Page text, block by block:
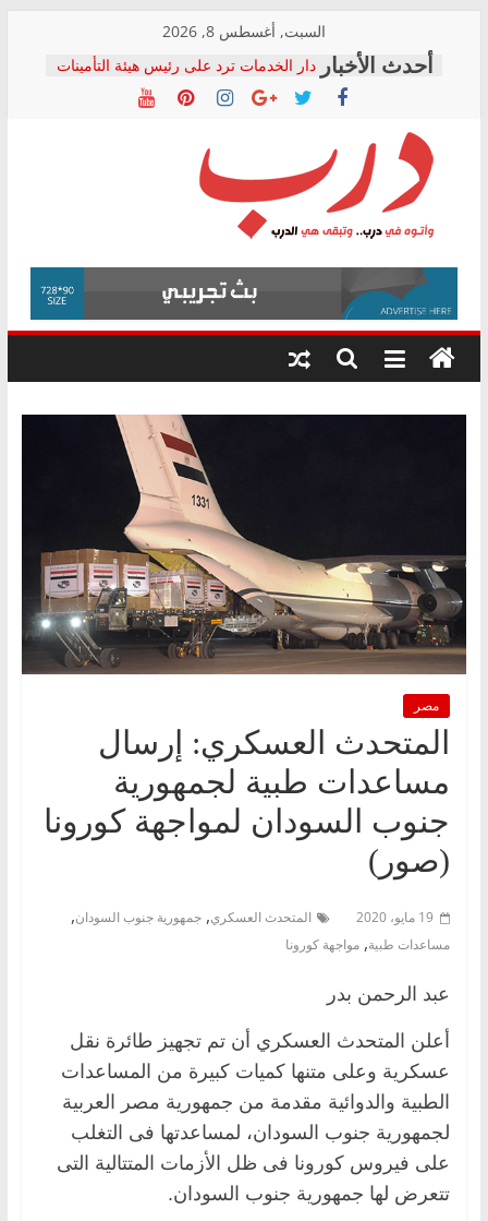
content
السبت, أغسطس 8, 2026
دار الخدمات ترد على رئيس هيئة التأمينات
بعد مؤتمره الصحفي: إنكار الأزمة لا ينهي
معاناة أصحاب المعاشات.. ونطالب بكشف
فرحات سليمان يكتب: القطاع الصحي إلى
أين؟
حزب التحالف الشعبي يطلق لجنة “الحق
في الصحة” بالإسكندرية لرصد الانتهاكات
ودعم المرضى
الوزاري لمدينة الصحفيين.. وانتهاء أعمال
إنشاء المبنى الإداري
المجلس القومي لحقوق الإنسان يعلن
متابعة قضية الدكتور محمد زهران.. ويؤكد:
قرينة البراءة وضمانات المحاكمة العادلة
درب
وأتوه
درب..
وتبقى
هي
مصر
المتحدث العسكري: إرسال
مساعدات طبية لجمهورية
جنوب السودان لمواجهة كورونا
(صور)
19 مايو، 2020 المتحدث العسكري, جمهورية جنوب السودان,
مساعدات طبية, مواجهة كورونا
عبد الرحمن بدر
أعلن المتحدث العسكري أن تم تجهيز طائرة نقل
عسكرية وعلى متنها كميات كبيرة من المساعدات
الطبية والدوائية مقدمة من جمهورية مصر العربية
لجمهورية جنوب السودان، لمساعدتها فى التغلب
على فيروس كورونا فى ظل الأزمات المتتالية التى
تتعرض لها جمهورية جنوب السودان.